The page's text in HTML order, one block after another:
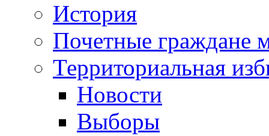
История
Почетные граждане
Территориальная
Новости
Выборы